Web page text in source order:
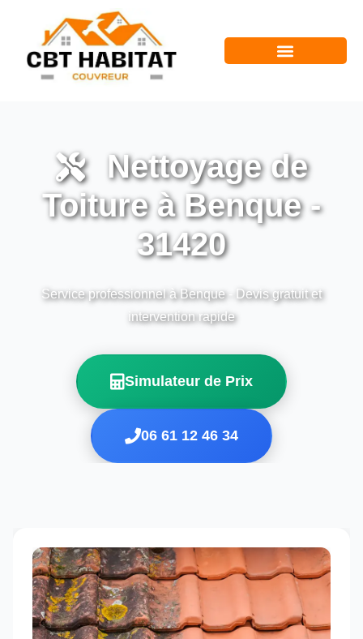
Nettoyage de
Toiture à Benque -
31420
Service professionnel à Benque - Devis gratuit et
intervention rapide
Simulateur de Prix
06 61 12 46 34